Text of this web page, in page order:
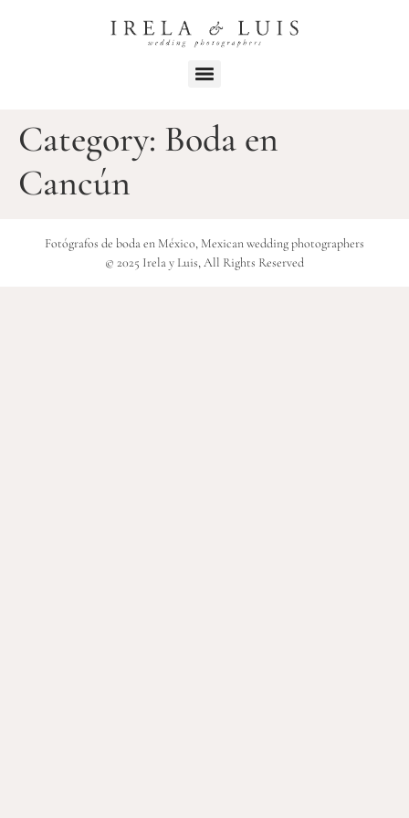
Category: Boda en
Cancún
Fotógrafos de boda en México, Mexican wedding photographers
© 2025 Irela y Luis, All Rights Reserved